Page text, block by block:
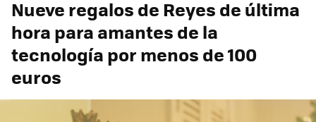
Nueve regalos de Reyes de última
hora para amantes de la
tecnología por menos de 100
euros